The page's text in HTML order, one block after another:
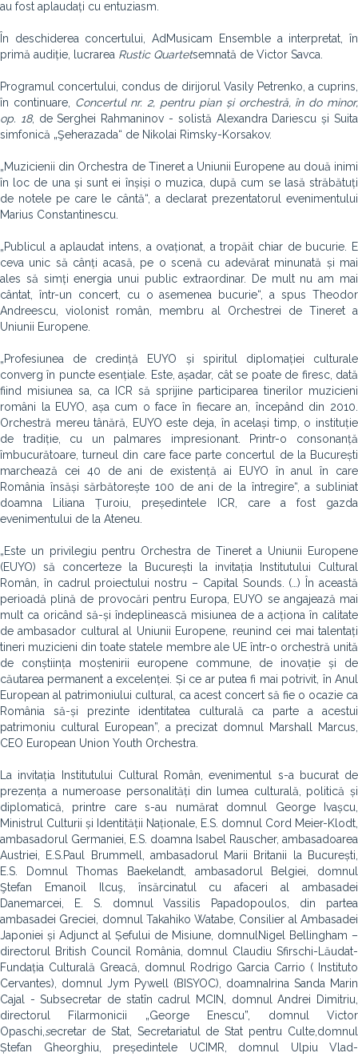
au fost aplaudați cu entuziasm.
În deschiderea concertului, AdMusicam Ensemble a interpretat, în
primă audiție, lucrarea Rustic Quartetsemnată de Victor Savca.
Programul concertului, condus de dirijorul Vasily Petrenko, a cuprins,
în continuare, Concertul nr. 2, pentru pian și orchestră, în do minor,
op. 18, de Serghei Rahmaninov - solistă Alexandra Dariescu și Suita
simfonică „Şeherazada“ de Nikolai Rimsky-Korsakov.
„Muzicienii din Orchestra de Tineret a Uniunii Europene au două inimi
în loc de una și sunt ei înșiși o muzica, după cum se lasă străbătuți
de notele pe care le cântă“, a declarat prezentatorul evenimentului
Marius Constantinescu.
„Publicul a aplaudat intens, a ovaționat, a tropăit chiar de bucurie. E
ceva unic să cânți acasă, pe o scenă cu adevărat minunată și mai
ales să simți energia unui public extraordinar. De mult nu am mai
cântat, într-un concert, cu o asemenea bucurie“, a spus Theodor
Andreescu, violonist român, membru al Orchestrei de Tineret a
Uniunii Europene.
„Profesiunea de credință EUYO și spiritul diplomației culturale
converg în puncte esențiale. Este, așadar, cât se poate de firesc, dată
fiind misiunea sa, ca ICR să sprijine participarea tinerilor muzicieni
români la EUYO, așa cum o face în fiecare an, începând din 2010.
Orchestră mereu tânără, EUYO este deja, în același timp, o instituție
de tradiție, cu un palmares impresionant. Printr-o consonanță
îmbucurătoare, turneul din care face parte concertul de la București
marchează cei 40 de ani de existență ai EUYO în anul în care
România însăși sărbătorește 100 de ani de la întregire“, a subliniat
doamna Liliana Țuroiu, președintele ICR, care a fost gazda
evenimentului de la Ateneu.
„Este un privilegiu pentru Orchestra de Tineret a Uniunii Europene
(EUYO) să concerteze la București la invitația Institutului Cultural
Român, în cadrul proiectului nostru – Capital Sounds. (…) În această
perioadă plină de provocări pentru Europa, EUYO se angajează mai
mult ca oricând să-și îndeplinească misiunea de a acționa în calitate
de ambasador cultural al Uniunii Europene, reunind cei mai talentați
tineri muzicieni din toate statele membre ale UE într-o orchestră unită
de conștiința moștenirii europene commune, de inovație și de
căutarea permanent a excelenței. Și ce ar putea fi mai potrivit, în Anul
European al patrimoniului cultural, ca acest concert să fie o ocazie ca
România să-și prezinte identitatea culturală ca parte a acestui
patrimoniu cultural European”, a precizat domnul Marshall Marcus,
CEO European Union Youth Orchestra.
La invitația Institutului Cultural Român, evenimentul s-a bucurat de
prezența a numeroase personalități din lumea culturală, politică și
diplomatică, printre care s-au numărat domnul George Ivașcu,
Ministrul Culturii și Identității Naționale, E.S. domnul Cord Meier-Klodt,
ambasadorul Germaniei, E.S. doamna Isabel Rauscher, ambasadoarea
Austriei, E.S.Paul Brummell, ambasadorul Marii Britanii la București,
E.S. Domnul Thomas Baekelandt, ambasadorul Belgiei, domnul
Ştefan Emanoil Ilcuş, însărcinatul cu afaceri al ambasadei
Danemarcei, E. S. domnul Vassilis Papadopoulos, din partea
ambasadei Greciei, domnul Takahiko Watabe, Consilier al Ambasadei
Japoniei și Adjunct al Șefului de Misiune, domnulNigel Bellingham –
directorul British Council România, domnul Claudiu Sfirschi-Lăudat-
Fundația Culturală Greacă, domnul Rodrigo Garcia Carrio ( Instituto
Cervantes), domnul Jym Pywell (BISYOC), doamnaIrina Sanda Marin
Cajal - Subsecretar de statîn cadrul MCIN, domnul Andrei Dimitriu,
directorul Filarmonicii „George Enescu”, domnul Victor
Opaschi, secretar de Stat, Secretariatul de Stat pentru Culte,domnul
Ștefan Gheorghiu, președintele UCIMR, domnul Ulpiu Vlad-